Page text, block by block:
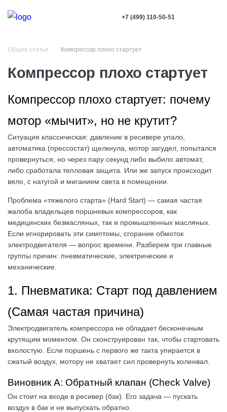
+7 (499) 110-50-51
Общие статьи Компрессор плохо стартует
Компрессор плохо стартует
Компрессор плохо стартует: почему
мотор «мычит», но не крутит?
Ситуация классическая: давление в ресивере упало,
автоматика (прессостат) щелкнула, мотор загудел, попытался
провернуться, но через пару секунд либо выбило автомат,
либо сработала тепловая защита. Или же запуск происходит
вяло, с натугой и миганием света в помещении.
Проблема «тяжелого старта» (Hard Start) — самая частая
жалоба владельцев поршневых компрессоров, как
медицинских безмасляных, так и промышленных масляных.
Если игнорировать эти симптомы, сгорание обмоток
электродвигателя — вопрос времени. Разберем три главные
группы причин: пневматические, электрические и
механические.
1. Пневматика: Старт под давлением
(Самая частая причина)
Электродвигатель компрессора не обладает бесконечным
крутящим моментом. Он сконструирован так, чтобы стартовать
вхолостую. Если поршень с первого же такта упирается в
сжатый воздух, мотору не хватает сил провернуть коленвал.
Виновник А: Обратный клапан (Check Valve)
Он стоит на входе в ресивер (бак). Его задача — пускать
воздух в бак и не выпускать обратно.